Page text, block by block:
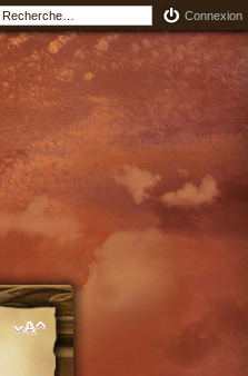
Connexion